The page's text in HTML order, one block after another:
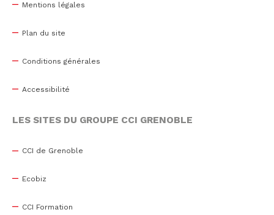
Mentions légales
Plan du site
Conditions générales
Accessibilité
LES SITES DU GROUPE CCI GRENOBLE
CCI de Grenoble
Ecobiz
CCI Formation